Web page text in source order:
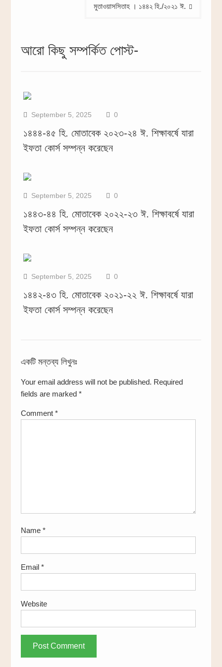
মুতাওয়াসসিতাহ । ১৪৪২ হি./২০২১ ঈ.
আরো কিছু সম্পর্কিত পোস্ট-
September 5, 2025 0
১৪৪৪-৪৫ হি. মোতাবেক ২০২৩-২৪ ঈ. শিক্ষাবর্ষে যারা
ইফতা কোর্স সম্পন্ন করেছেন
September 5, 2025 0
১৪৪৩-৪৪ হি. মোতাবেক ২০২২-২৩ ঈ. শিক্ষাবর্ষে যারা
ইফতা কোর্স সম্পন্ন করেছেন
September 5, 2025 0
১৪৪২-৪৩ হি. মোতাবেক ২০২১-২২ ঈ. শিক্ষাবর্ষে যারা
ইফতা কোর্স সম্পন্ন করেছেন
একটি মন্তব্য লিখুনঃ
Your email address will not be published. Required
fields are marked *
Comment *
Name *
Email *
Website